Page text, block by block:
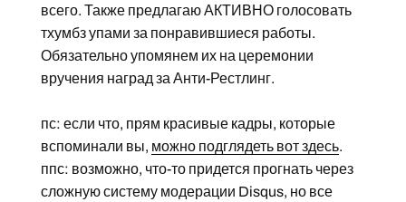
всего. Также предлагаю АКТИВНО голосовать
тхумбз упами за понравившиеся работы.
Обязательно упомянем их на церемонии
вручения наград за Анти-Рестлинг.
пс: если что, прям красивые кадры, которые
вспоминали вы, можно подглядеть вот здесь.
ппс: возможно, что-то придется прогнать через
сложную систему модерации Disqus, но все